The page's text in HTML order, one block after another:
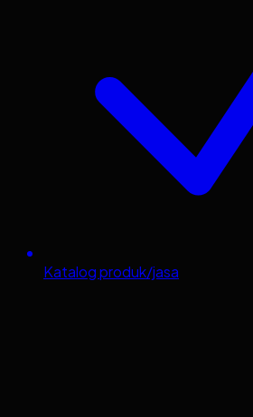
Katalog produk/jasa